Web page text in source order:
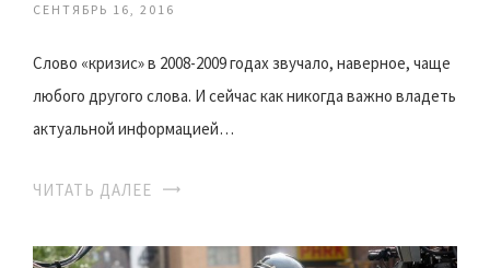
СЕНТЯБРЬ 16, 2016
Слово «кризис» в 2008-2009 годах звучало, наверное, чаще
любого другого слова. И сейчас как никогда важно владеть
актуальной информацией…
ЧИТАТЬ ДАЛЕЕ